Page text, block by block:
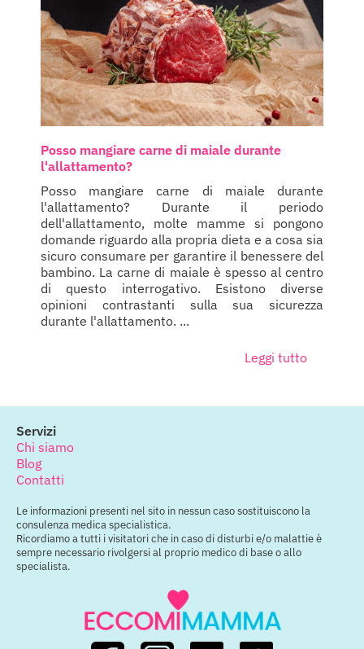
Posso mangiare carne di maiale durante
l'allattamento?
Posso mangiare carne di maiale durante
l'allattamento? Durante il periodo
dell'allattamento, molte mamme si pongono
domande riguardo alla propria dieta e a cosa sia
sicuro consumare per garantire il benessere del
bambino. La carne di maiale è spesso al centro
di questo interrogativo. Esistono diverse
opinioni contrastanti sulla sua sicurezza
durante l'allattamento. ...
Leggi tutto
Servizi
Chi siamo
Blog
Contatti
Le informazioni presenti nel sito in nessun caso sostituiscono la
consulenza medica specialistica.
Ricordiamo a tutti i visitatori che in caso di disturbi e/o malattie è
sempre necessario rivolgersi al proprio medico di base o allo
specialista.